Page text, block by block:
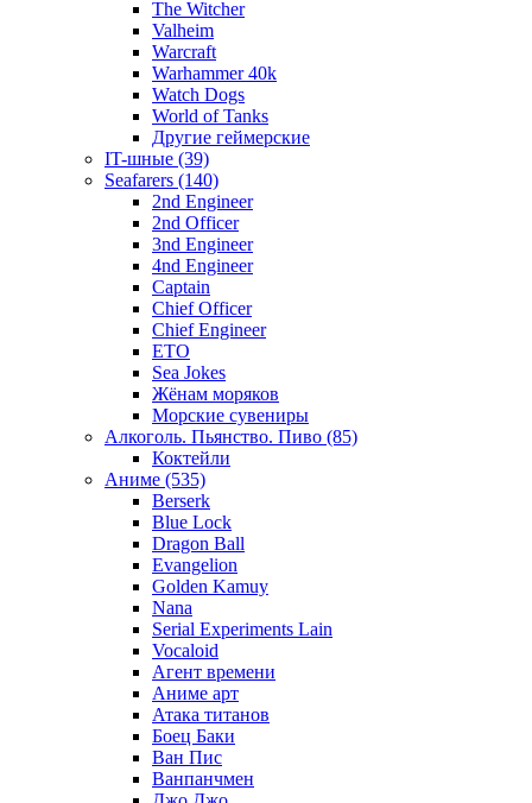
The Witcher
Valheim
Warcraft
Warhammer 40k
Watch Dogs
World of Tanks
Другие геймерские
IT-шные (39)
Seafarers (140)
2nd Engineer
2nd Officer
3nd Engineer
4nd Engineer
Captain
Chief Officer
Chief Еngineer
ETO
Sea Jokes
Жёнам моряков
Морские сувениры
Алкоголь. Пьянство. Пиво (85)
Коктейли
Аниме (535)
Berserk
Blue Lock
Dragon Ball
Evangelion
Golden Kamuy
Nana
Serial Experiments Lain
Vocaloid
Агент времени
Аниме арт
Атака титанов
Боец Баки
Ван Пис
Ванпанчмен